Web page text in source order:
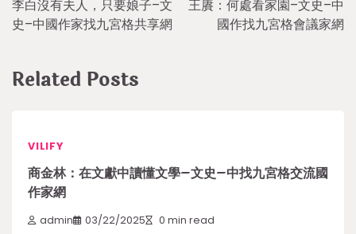
navigation
李白沒有夫人，只要娘子–文
史–中國作家找九宮格共享網
王賡：何處看家園–文史–中
國作找九宮格會議家網
Related Posts
VILIFY
商金林：在文獻中讀懂文學–文史–中找九宮格交流國
作家網
admin 03/22/2025 0 min read